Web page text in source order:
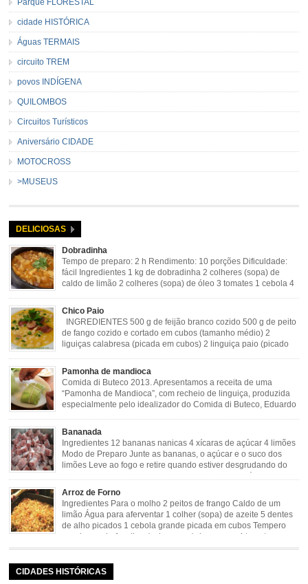
cidade HISTÓRICA
Águas TERMAIS
circuito TREM
povos INDÍGENA
QUILOMBOS
Circuitos Turísticos
Aniversário CIDADE
MOTOCROSS
>MUSEUS
DELICIOSAS
Dobradinha
Tempo de preparo: 2 h Rendimento: 10 porções Dificuldade:
fácil Ingredientes 1 kg de dobradinha 2 colheres (sopa) de
caldo de limão 2 colheres (sopa) de óleo 3 tomates 1 cebola 4
gosto Modo de Preparo: Lavar muito bem a dobradinha com limão. Deixar de
molho […]
Chico Paio
INGREDIENTES 500 g de feijão branco cozido 500 g de peito
de fango cozido e cortado em cubos (tamanho médio) 2
liguiças calabresa (picada em cubos) 2 linguiça paio (picado
verde 2 dentes de alho amassado 3 colheres de óleo 2 […]
Pamonha de mandioca
Comida di Buteco 2013. Apresentamos a receita de uma
“Pamonha de Mandioca”, com recheio de linguiça, produzida
especialmente pelo idealizador do Comida di Buteco, Eduardo
cebola picadinha 100gr de mandioca crua ralada e espremida 1 colher café
de manteiga 35ml de leite Palha de milho verde 1 […]
Bananada
Ingredientes 12 bananas nanicas 4 xícaras de açúcar 4 limões
Modo de Preparo Junte as bananas, o açúcar e o suco dos
limões Leve ao fogo e retire quando estiver desgrudando do
de Preparo: 40 minutos http://eusoumineirouaiso.com.br/culinaria-
mineira/bananada#tempo-de-preparo
Arroz de Forno
Ingredientes Para o molho 2 peitos de frango Caldo de um
limão Água para aferventar 1 colher (sopa) de azeite 5 dentes
de alho picados 1 cebola grande picada em cubos Tempero
caseiro verde 1 colher (sobremesa) de urucum 4 tomates sem
pele e sem sementes 1 pitada de noz moscada Salsa e cebolinha Pimenta
CIDADES HISTÓRICAS